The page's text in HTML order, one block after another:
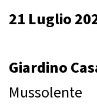
21 Luglio
Giardino
Mussolente